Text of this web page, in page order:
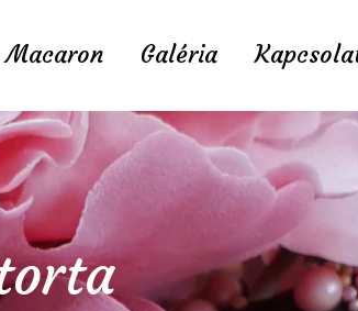
Macaron Galéria